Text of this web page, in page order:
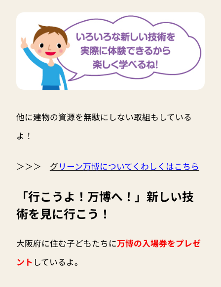
他に建物の資源を無駄にしない取組もしている
よ！
＞＞＞ グリーン万博についてくわしくはこちら
「行こうよ！万博へ！」新しい技
術を見に行こう！
大阪府に住む子どもたちに万博の入場券をプレゼ
ント しているよ。